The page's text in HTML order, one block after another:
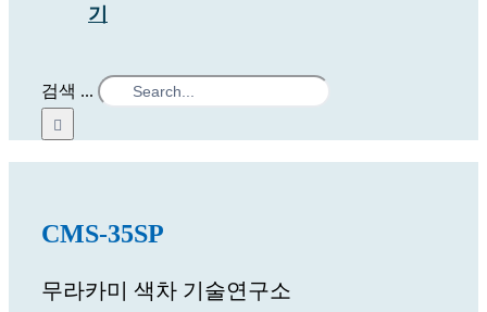
기
검색 ...
CMS-35SP
무라카미 색차 기술연구소